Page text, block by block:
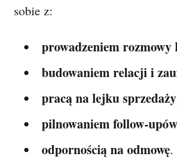
sobie z:
prowadzeniem rozmowy
budowaniem relacji i
pracą na lejku sprzedaży
pilnowaniem follow-
odpornością na odmowę.